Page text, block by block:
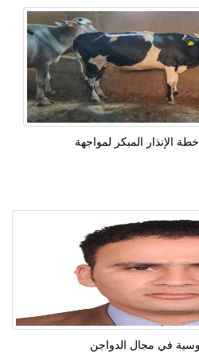
الإنذار المبكر لمواجهة
في مجال الدواجن